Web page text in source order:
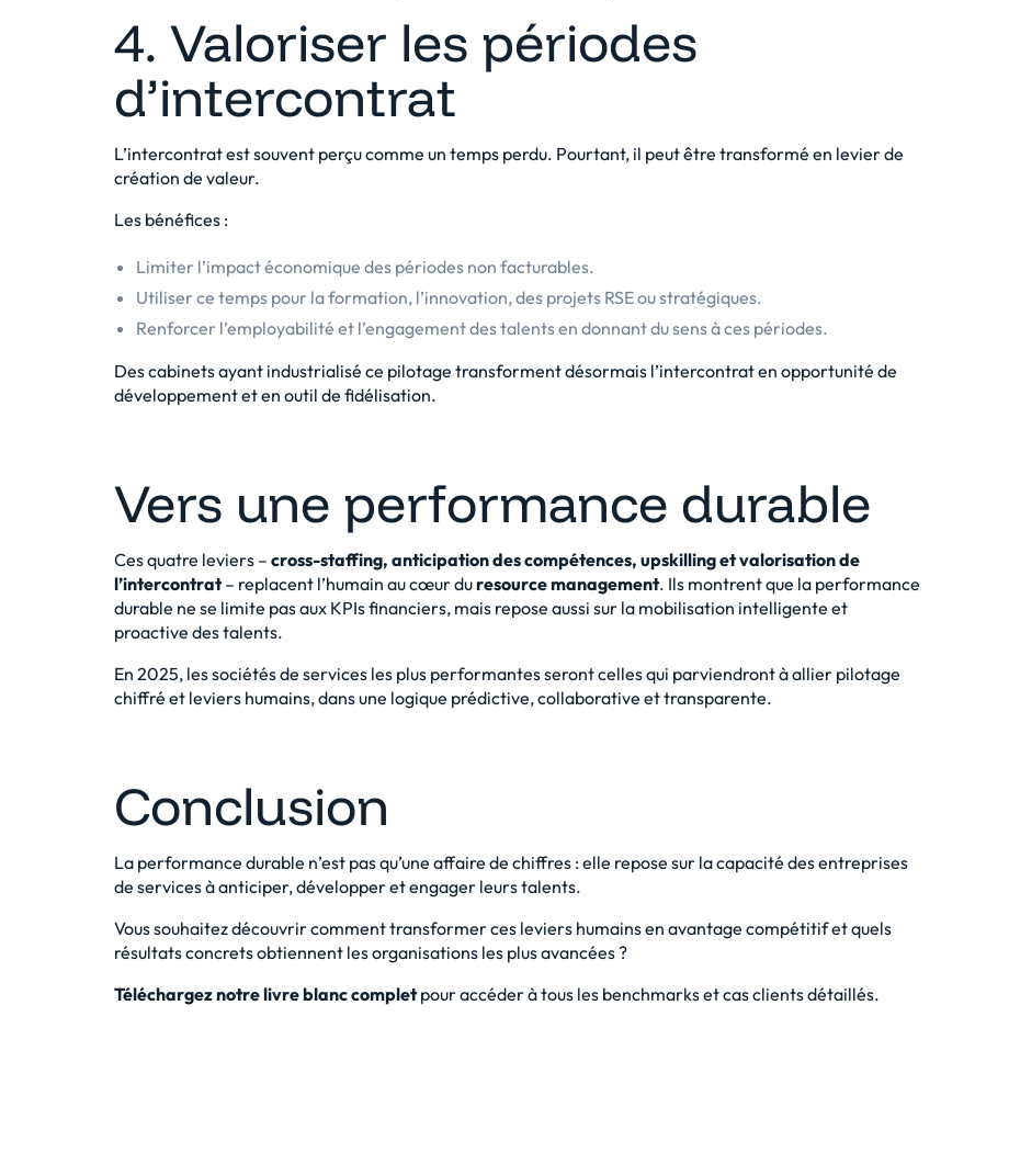
4. Valoriser les périodes
d’intercontrat
L’intercontrat est souvent perçu comme un temps perdu. Pourtant, il peut être transformé en levier de
création de valeur.
Les bénéfices :
Limiter l’impact économique des périodes non facturables.
Utiliser ce temps pour la formation, l’innovation, des projets RSE ou stratégiques.
Renforcer l’employabilité et l’engagement des talents en donnant du sens à ces périodes.
Des cabinets ayant industrialisé ce pilotage transforment désormais l’intercontrat en opportunité de
développement et en outil de fidélisation.
Vers une performance durable
Ces quatre leviers – cross-staffing, anticipation des compétences, upskilling et valorisation de
l’intercontrat– replacent l’humain au cœur duresource management. Ils montrent que la performance
durable ne se limite pas aux KPIs financiers, mais repose aussi sur la mobilisation intelligente et
proactive des talents.
En 2025, les sociétés de services les plus performantes seront celles qui parviendront à allier pilotage
chiffré et leviers humains, dans une logique prédictive, collaborative et transparente.
Conclusion
La performance durable n’est pas qu’une affaire de chiffres : elle repose sur la capacité des entreprises
de services à anticiper, développer et engager leurs talents.
Vous souhaitez découvrir comment transformer ces leviers humains en avantage compétitif et quels
résultats concrets obtiennent les organisations les plus avancées ?
Téléchargez notre livre blanc completpour accéder à tous les benchmarks et cas clients détaillés.